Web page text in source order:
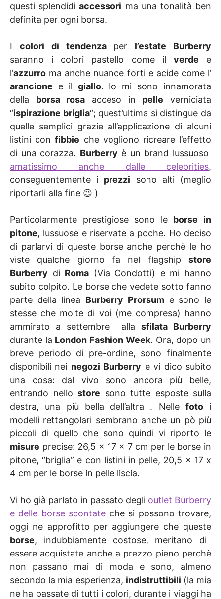
questi splendidiaccessori ma una tonalità ben
definita per ogni borsa.
I colori di tendenzaper l’estate Burberry
saranno i colori pastello come il verde e
l’azzurro ma anche nuance forti e acide come l’
arancione e il giallo. Io mi sono innamorata
della borsa rosa acceso in pelle verniciata
“ispirazione briglia“; quest’ultima si distingue da
quelle semplici grazie all’applicazione di alcuni
listini confibbie che vogliono ricreare l’effetto
di una corazza. Burberry è un brand lussuoso
amatissimo anche dalle celebrities,
conseguentemente i prezzi sono alti (meglio
riportarli alla fine 😉 )
Particolarmente prestigiose sono le borse in
pitone, lussuose e riservate a poche. Ho deciso
di parlarvi di queste borse anche perchè le ho
viste qualche giorno fa nel flagship store
Burberry di Roma (Via Condotti) e mi hanno
subito colpito. Le borse che vedete sotto fanno
parte della linea Burberry Prorsume sono le
stesse che molte di voi (me compresa) hanno
ammirato a settembre alla sfilata Burberry
durante la London Fashion Week. Ora, dopo un
breve periodo di pre-ordine, sono finalmente
disponibili nei negozi Burberry e vi dico subito
una cosa: dal vivo sono ancora più belle,
entrando nello store sono tutte esposte sulla
destra, una più bella dell’altra . Nelle fotoi
modelli rettangolari sembrano anche un pò più
piccoli di quello che sono quindi vi riporto le
misure precise: 26,5 x 17 x 7 cm per le borse in
pitone, “briglia” e con listini in pelle, 20,5 x 17 x
4 cm per le borse in pelle liscia.
Vi ho già parlato in passato degli outlet Burberry
e delle borse scontate che si possono trovare,
oggi ne approfitto per aggiungere che queste
borse, indubbiamente costose, meritano di
essere acquistate anche a prezzo pieno perchè
non passano mai di moda e sono, almeno
secondo la mia esperienza, indistruttibili (la mia
ne ha passate di tutti i colori, durante i viaggi ha